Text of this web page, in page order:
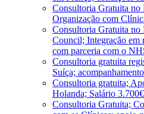
Consultoria Gratuita
Organização com
Consultoria Gratuita no
Council; Integração em
com parceria com o
Consultoria gratuita
Suíça;
Consultoria gratuita;
Holanda; Salário
Consultoria Gratuita;